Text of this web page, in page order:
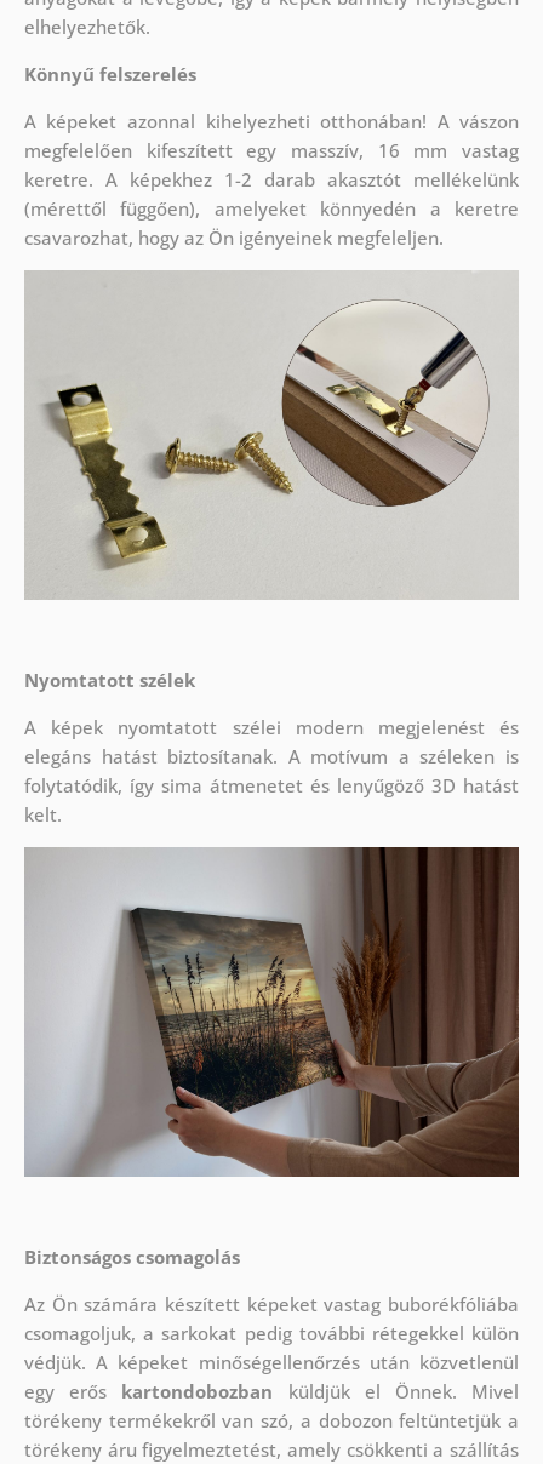
elhelyezhetők.
Könnyű felszerelés
A képeket azonnal kihelyezheti otthonában! A vászon
megfelelően kifeszített egy masszív, 16 mm vastag
keretre. A képekhez 1-2 darab akasztót mellékelünk
(mérettől függően), amelyeket könnyedén a keretre
csavarozhat, hogy az Ön igényeinek megfeleljen.
Nyomtatott szélek
A képek nyomtatott szélei modern megjelenést és
elegáns hatást biztosítanak. A motívum a széleken is
folytatódik, így sima átmenetet és lenyűgöző 3D hatást
kelt.
Biztonságos csomagolás
Az Ön számára készített képeket vastag buborékfóliába
csomagoljuk, a sarkokat pedig további rétegekkel külön
védjük. A képeket minőségellenőrzés után közvetlenül
egy erős kartondobozban küldjük el Önnek. Mivel
törékeny termékekről van szó, a dobozon feltüntetjük a
törékeny áru figyelmeztetést, amely csökkenti a szállítás